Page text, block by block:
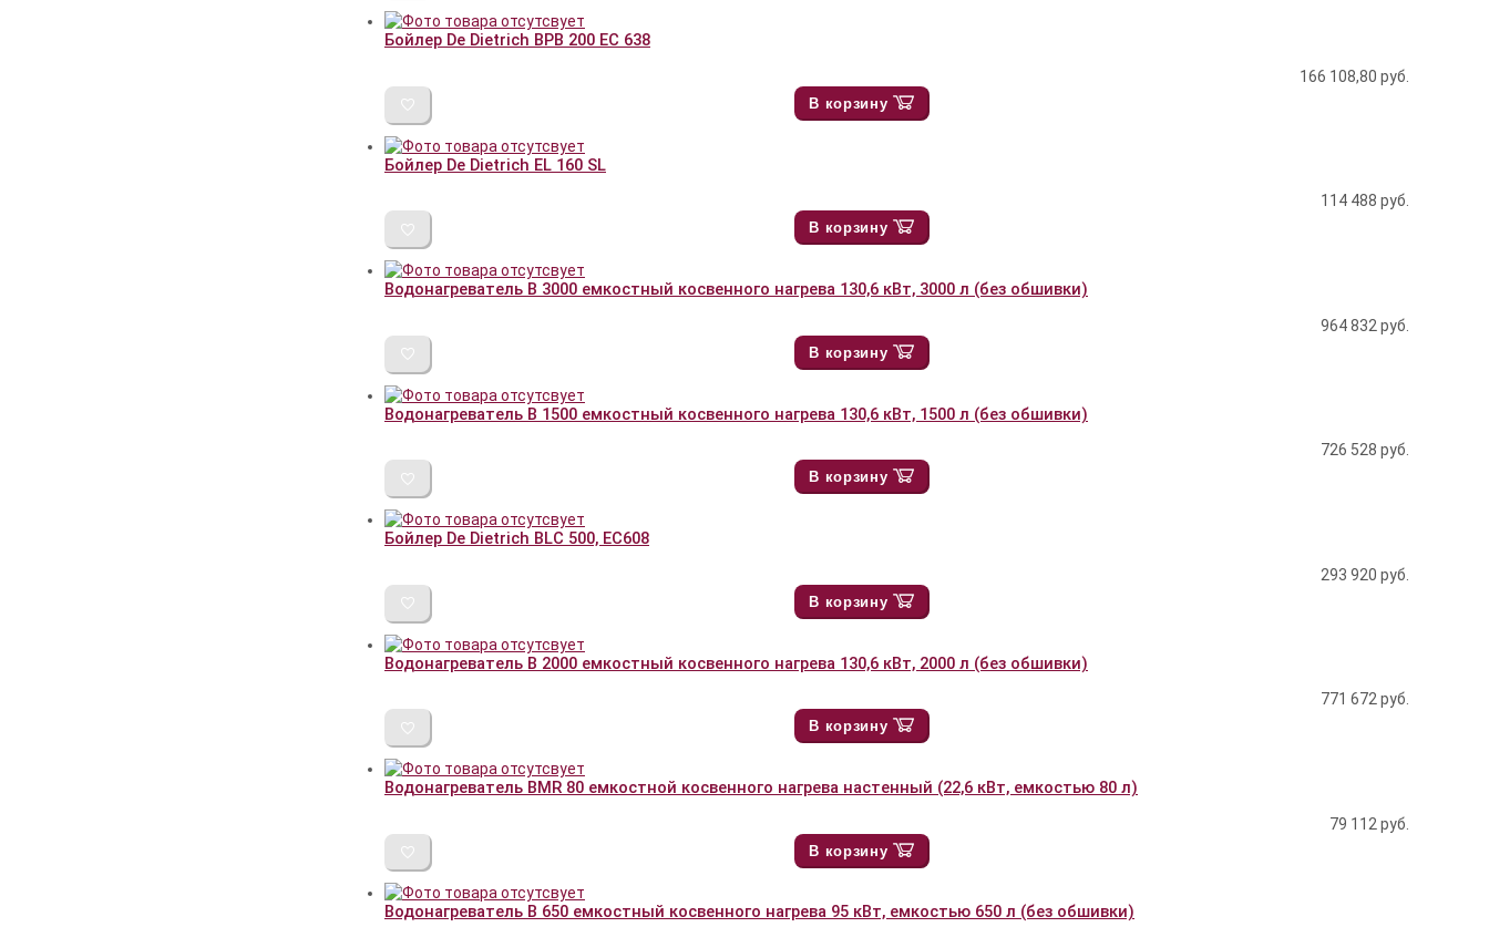
Бойлер De Dietrich BPB 200 EC 638
166 108,80 руб.
В корзину
Бойлер De Dietrich EL 160 SL
114 488 руб.
В корзину
Водонагреватель B 3000 емкостный косвенного нагрева 130,6 кВт, 3000 л (без обшивки)
964 832 руб.
В корзину
Водонагреватель B 1500 емкостный косвенного нагрева 130,6 кВт, 1500 л (без обшивки)
726 528 руб.
В корзину
Бойлер De Dietrich BLС 500, EC608
293 920 руб.
В корзину
Водонагреватель B 2000 емкостный косвенного нагрева 130,6 кВт, 2000 л (без обшивки)
771 672руб.
В корзину
Водонагреватель BMR 80 емкостной косвенного нагрева настенный (22,6 кВт, емкостью 80 л)
79 112 руб.
В корзину
Водонагреватель B 650 емкостный косвенного нагрева 95 кВт, емкостью 650 л (без обшивки)